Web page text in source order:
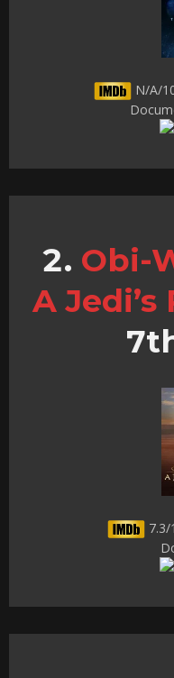
N/A/
Obi-
A